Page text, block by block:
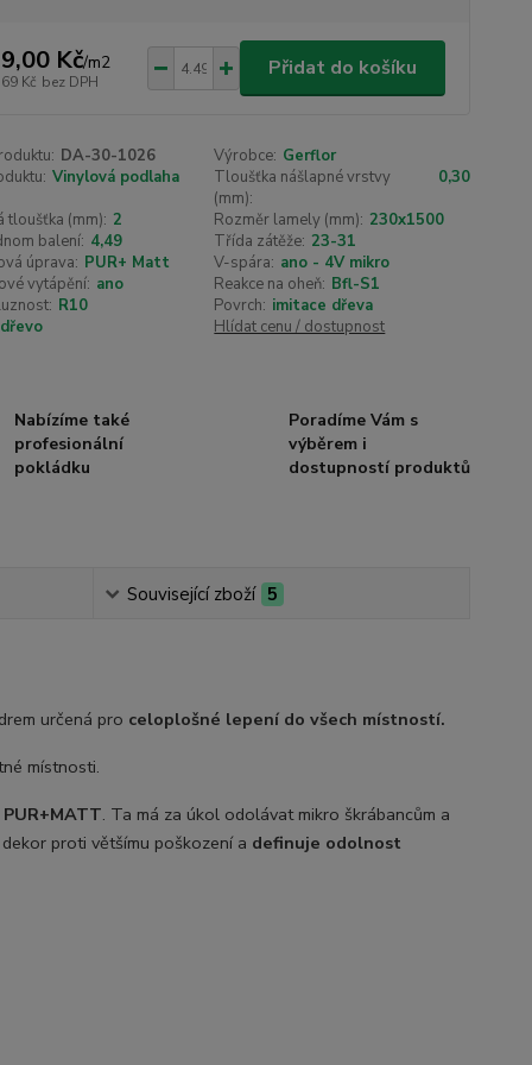
Kč/m2
Kč bez DPH
Přidat do košíku
DA-30-1026 Výrobce: Gerflor
Vinylová podlaha
Tloušťka nášlapné vrstvy
(mm):
0,30
tloušťka (mm): 2 Rozměr lamely (mm): 230x1500
balení: 4,49 Třída zátěže: 23-31
úprava: PUR+ Matt V-spára: ano - 4V mikro
vytápění: ano Reakce na oheň: Bfl-S1
R10 Povrch: imitace dřeva
dřevo
Hlídat cenu / dostupnost
Nabízíme také
profesionální
pokládku
Poradíme Vám s
výběrem i
dostupností produktů
Související zboží 5
určená pro celoplošné lepení do všech místností.
místnosti.
PUR+MATT. Ta má za úkol odolávat mikro škrábancům a
proti většímu poškození a definuje odolnost